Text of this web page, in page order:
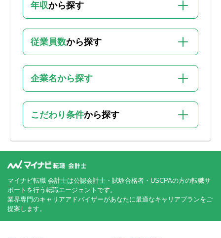
年収から探す
従業員数から探す
企業名から探す
こだわり条件から探す
マイナビ転職 会計士は公認会計士・試験合格者・USCPAの方の転職サ
ポートを行う転職エージェントです。
業界専門のキャリアアドバイザーがあなたに最適なキャリアプランをご
提案します。